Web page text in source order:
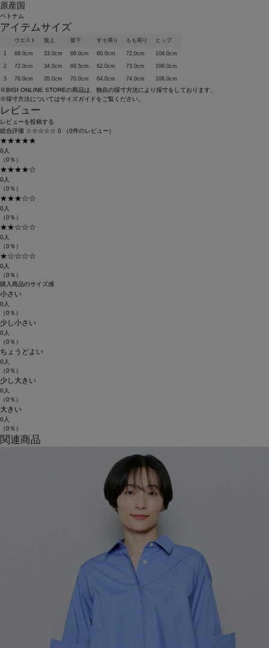
原産国
ベトナム
アイテムサイズ
ウエスト 股上 股下 すそ周り もも周り ヒップ
1 68.0cm 33.0cm 69.0cm 60.0cm 72.0cm 104.0cm
2 72.0cm 34.0cm 69.5cm 62.0cm 73.0cm 106.0cm
3 76.0cm 35.0cm 70.0cm 64.0cm 74.0cm 108.0cm
※BIGI ONLINE STOREの商品は、独自の採寸方法により採寸をしております。
※採寸方法についてはサイズガイドをご覧ください。
レビュー
レビューを投稿する
総合評価 ☆☆☆☆☆ 0 （0件のレビュー）
★★★★★
0人
（0％）
★★★★☆
0人
（0％）
★★★☆☆
0人
（0％）
★★☆☆☆
0人
（0％）
★☆☆☆☆
0人
（0％）
購入商品のサイズ感
小さい
0人
（0％）
少し小さい
0人
（0％）
ちょうどよい
0人
（0％）
少し大きい
0人
（0％）
大きい
0人
（0％）
関連商品